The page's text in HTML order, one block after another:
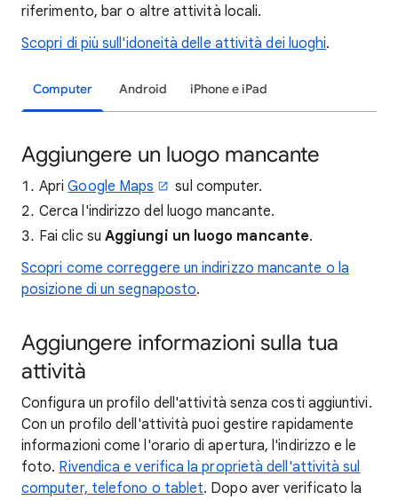
riferimento, bar o altre attività locali.
Scopri di più sull'idoneità delle attività dei luoghi.
Computer Android iPhone e iPad
Aggiungere un luogo mancante
ApriGoogle Maps
sul computer.
Cerca l'indirizzo del luogo mancante.
Fai clic su Aggiungi un luogo mancante.
Scopri come correggere un indirizzo mancante o la
posizione di un segnaposto.
Aggiungere informazioni sulla tua
attività
Configura un profilo dell'attività senza costi aggiuntivi.
Con un profilo dell'attività puoi gestire rapidamente
informazioni come l'orario di apertura, l'indirizzo e le
foto. Rivendica e verifica la proprietà dell'attività sul
computer, telefono o tablet. Dopo aver verificato la